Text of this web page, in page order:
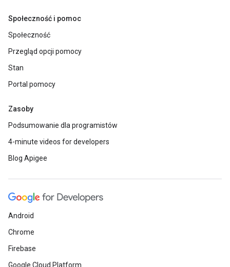
Społeczność i pomoc
Społeczność
Przegląd opcji pomocy
Stan
Portal pomocy
Zasoby
Podsumowanie dla programistów
4-minute videos for developers
Blog Apigee
Android
Chrome
Firebase
Google Cloud Platform